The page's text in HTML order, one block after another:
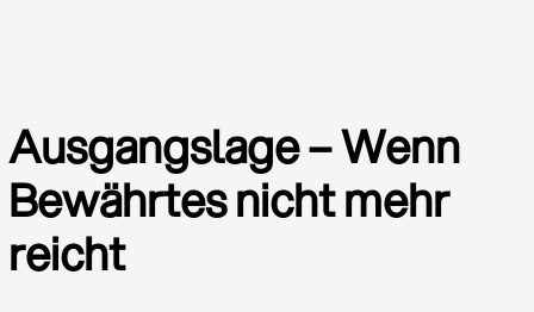
Ausgangslage – Wenn
Bewährtes nicht mehr
reicht